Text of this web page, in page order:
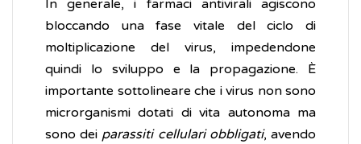
In generale, i farmaci antivirali agiscono
bloccando una fase vitale del ciclo di
moltiplicazione del virus, impedendone
quindi lo sviluppo e la propagazione. È
importante sottolineare che i virus non sono
microrganismi dotati di vita autonoma ma
sono dei parassiti cellulari obbligati, avendo